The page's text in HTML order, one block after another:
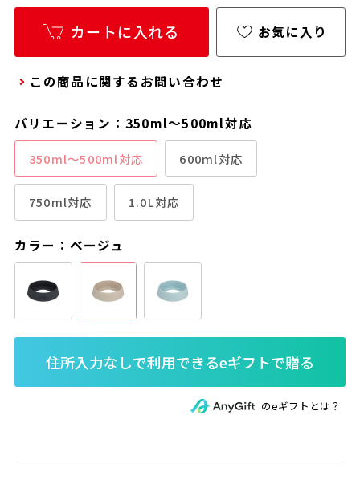
ピング用のギフトバッグや手提げ袋が必要な場合
は、以下より合わせてご購入ください。
通常商品用ギフト用品
パーソナライズサービス用ギフト用品
店舗紹介ページ
カートに入れる お気に入り
この商品に関するお問い合わせ
バリエーション：350ml～500ml対応
350ml～500ml対応 600ml対応
750ml対応 1.0L対応
カラー：ベージュ
のeギフトとは？